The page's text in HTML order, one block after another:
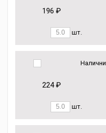
196 ₽
шт.
224 ₽
шт.